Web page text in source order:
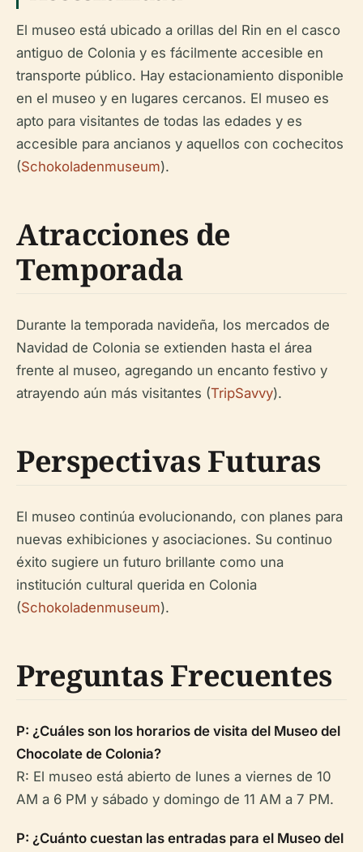
El museo está ubicado a orillas del Rin en el casco
antiguo de Colonia y es fácilmente accesible en
transporte público. Hay estacionamiento disponible
en el museo y en lugares cercanos. El museo es
apto para visitantes de todas las edades y es
accesible para ancianos y aquellos con cochecitos
(Schokoladenmuseum).
Atracciones de
Temporada
Durante la temporada navideña, los mercados de
Navidad de Colonia se extienden hasta el área
frente al museo, agregando un encanto festivo y
atrayendo aún más visitantes (TripSavvy).
Perspectivas Futuras
El museo continúa evolucionando, con planes para
nuevas exhibiciones y asociaciones. Su continuo
éxito sugiere un futuro brillante como una
institución cultural querida en Colonia
(Schokoladenmuseum).
Preguntas Frecuentes
P: ¿Cuáles son los horarios de visita del Museo del
Chocolate de Colonia?
R: El museo está abierto de lunes a viernes de 10
AM a 6 PM y sábado y domingo de 11 AM a 7 PM.
P: ¿Cuánto cuestan las entradas para el Museo del